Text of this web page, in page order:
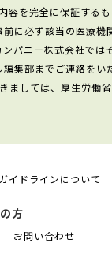
を完全に保証するも
に必ず該当の医療機
パニー株式会社では
集部までご連絡をい
しては、厚生労働
イドラインについて
方
お問い合わせ